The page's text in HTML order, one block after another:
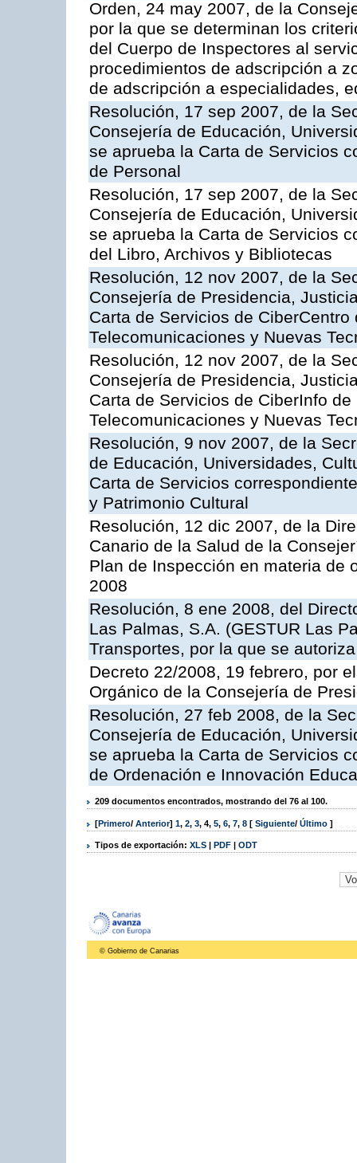
Orden, 24 may 2007, de la
por la que se determinan los
del Cuerpo de Inspectores al
procedimientos de adscripción a
de adscripción a especialidades,
Resolución, 17 sep 2007, de la
Consejería de Educación,
se aprueba la Carta de Servicios
de Personal
Resolución, 17 sep 2007, de la
Consejería de Educación,
se aprueba la Carta de Servicios
del Libro, Archivos y Bibliotecas
Resolución, 12 nov 2007, de la
Consejería de Presidencia,
Carta de Servicios de
Telecomunicaciones y Nuevas
Resolución, 12 nov 2007, de la
Consejería de Presidencia,
Carta de Servicios de CiberInfo
Telecomunicaciones y Nuevas
Resolución, 9 nov 2007, de la
de Educación, Universidades,
Carta de Servicios
y Patrimonio Cultural
Resolución, 12 dic 2007, de la
Canario de la Salud de la
Plan de Inspección en materia de
2008
Resolución, 8 ene 2008, del
Las Palmas, S.A. (GESTUR Las
Transportes, por la que se
Decreto 22/2008, 19 febrero, por
Orgánico de la Consejería de
Resolución, 27 feb 2008, de la
Consejería de Educación,
se aprueba la Carta de Servicios
de Ordenación e Innovación
209 documentos encontrados, mostrando del 76 al 100.
[Primero/ Anterior] 1, 2, 3, 4, 5, 6, 7, 8 [ Siguiente/ Último ]
Tipos de exportación: XLS | PDF | ODT
© Gobierno de Canarias